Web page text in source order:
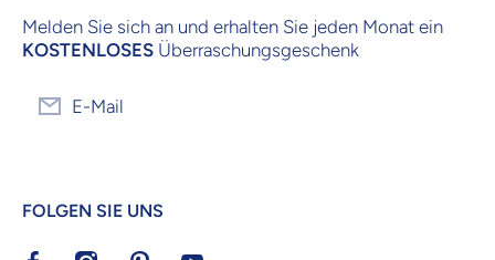
Melden Sie sich an und erhalten Sie jeden Monat ein
KOSTENLOSES Überraschungsgeschenk
E-Mail
FOLGEN SIE UNS